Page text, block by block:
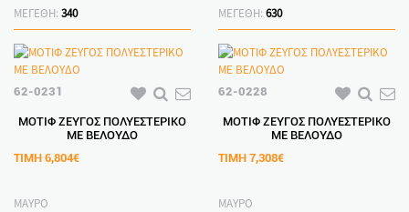
ΜΕΓΕΘΗ: 340
ΜΕΓΕΘΗ: 630
62-0231
ΜΟΤΙΦ ΖΕΥΓΟΣ ΠΟΛΥΕΣΤΕΡΙΚΟ
ΜΕ ΒΕΛΟΥΔΟ
ΤΙΜΗ 6,804€
ΜΑΥΡΟ
62-0228
ΜΟΤΙΦ ΖΕΥΓΟΣ ΠΟΛΥΕΣΤΕΡΙΚΟ
ΜΕ ΒΕΛΟΥΔΟ
ΤΙΜΗ 7,308€
ΜΑΥΡΟ